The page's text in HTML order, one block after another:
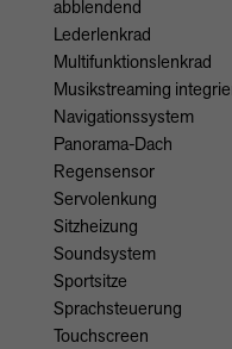
abblendend
Lederlenkrad
Multifunktionslenkrad
Musikstreaming
Navigationssystem
Panorama-Dach
Regensensor
Servolenkung
Sitzheizung
Soundsystem
Sportsitze
Sprachsteuerung
Touchscreen